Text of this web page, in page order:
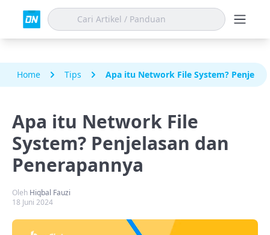
Home Tips Apa itu Network File System?
Apa itu Network File
System? Penjelasan dan
Penerapannya
Oleh Hiqbal Fauzi
18 Juni 2024